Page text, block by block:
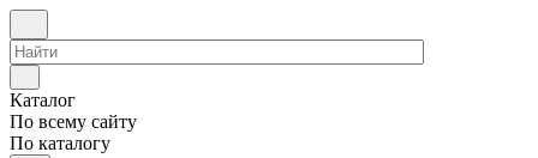
Каталог
По всему сайту
По каталогу